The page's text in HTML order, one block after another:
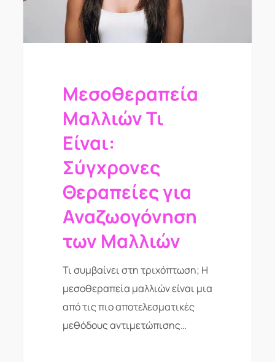
Μεσοθεραπεία
Μαλλιών Τι
Είναι:
Σύγχρονες
Θεραπείες για
Αναζωογόνηση
των Μαλλιών
Τι συμβαίνει στη τριχόπτωση; Η
μεσοθεραπεία μαλλιών είναι μια
από τις πιο αποτελεσματικές
μεθόδους αντιμετώπισης…